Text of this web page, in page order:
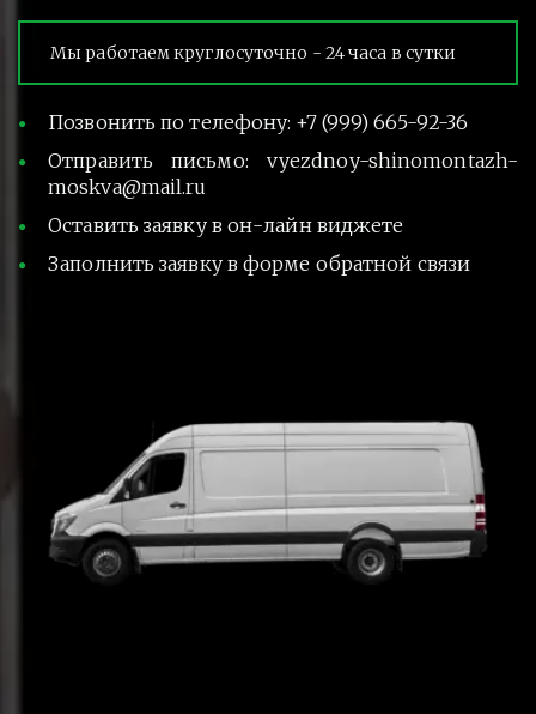
Мы работаем круглосуточно - 24 часа в сутки
Позвонить по телефону: +7 (999) 665-92-36
Отправить письмо: vyezdnoy-shinomontazh-
moskva@mail.ru
Оставить заявку в он-лайн виджете
Заполнить заявку в форме обратной связи